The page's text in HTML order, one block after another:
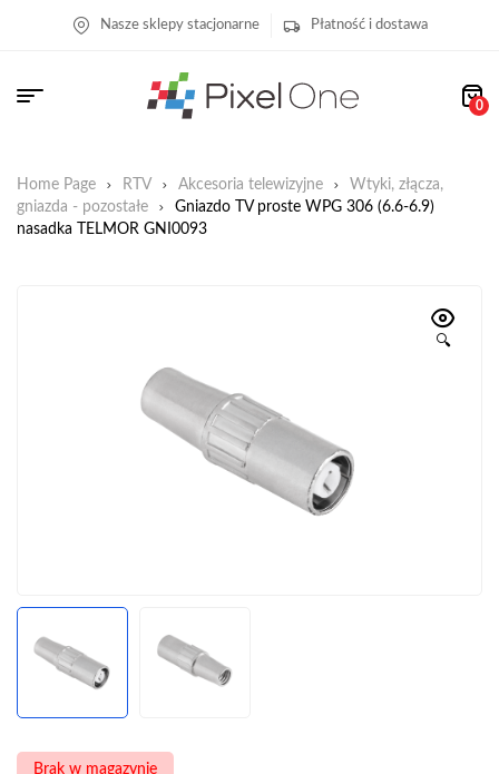
Nasze sklepy stacjonarne Płatność i dostawa
0
Home Page RTV Akcesoria telewizyjne
Wtyki, złącza,
gniazda - pozostałe
Gniazdo TV proste WPG 306 (6.6-6.9)
nasadka TELMOR GNI0093
🔍
Brak w magazynie